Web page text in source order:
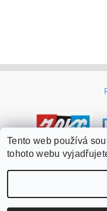
Tento web používá
tohoto webu